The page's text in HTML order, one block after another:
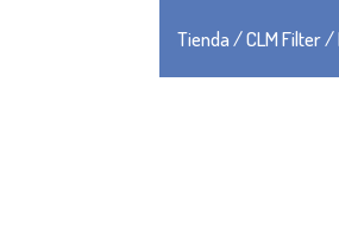
Tienda/CLM Filter/